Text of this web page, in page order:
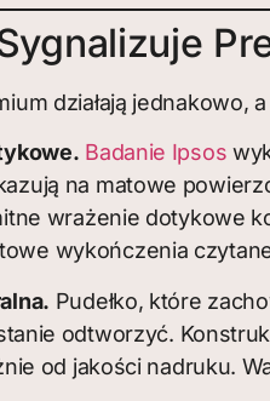
działają
Badanie Ipsos
na matowe
wrażenie dotykowe
wykończenia
Pudełko, które
odtworzyć.
od jakości nadruku.